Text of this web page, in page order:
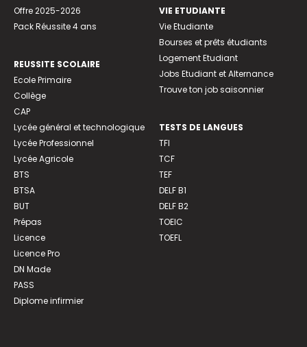
Offre 2025-2026
Pack Réussite 4 ans
REUSSITE SCOLAIRE
Ecole Primaire
Collège
CAP
Lycée général et technologique
Lycée Professionnel
Lycée Agricole
BTS
BTSA
BUT
Prépas
Licence
Licence Pro
DN Made
PASS
Diplome infirmier
VIE ETUDIANTE
Vie Etudiante
Bourses et prêts étudiants
Logement Etudiant
Jobs Etudiant et Alternance
Trouve ton job saisonnier
TESTS DE LANGUES
TFI
TCF
TEF
DELF B1
DELF B2
TOEIC
TOEFL